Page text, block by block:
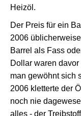
Heizöl.
Der Preis für ein
2006
Barrel als Fass
Dollar waren
man gewöhnt sich
2006 kletterte der
noch nie
alles - der